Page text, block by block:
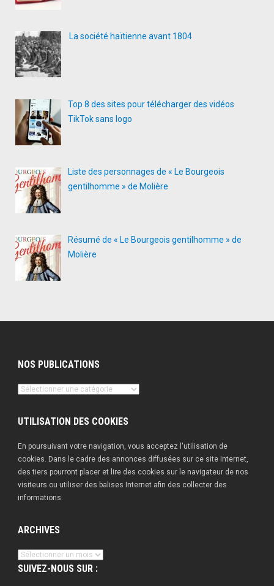
La société haïtienne avant 1804
Top 8 des sites pour télécharger des vidéos
TikTok sans logo
Liste des personnages de « Le Bourgeois
gentilhomme » de Molière
Résumé de « Le Bourgeois gentilhomme » de
Molière
NOS PUBLICATIONS
Nos
UTILISATION DES COOKIES
En poursuivant votre navigation, vous acceptez l'utilisation de
cookies. Dans le cadre des annonces diffusées sur ce site Internet,
des tiers pourront placer et lire des cookies sur le navigateur de nos
visiteurs ou utiliser des balises Internet afin des collecter des
informations.
ARCHIVES
Archives
SUIVEZ-NOUS SUR :